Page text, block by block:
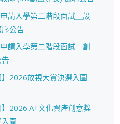
請入學第二階段面試＿設
序公告
請入學第二階段面試＿創
告
】2026放視大賞決選入圍
】2026 A+文化資產創意獎
圍